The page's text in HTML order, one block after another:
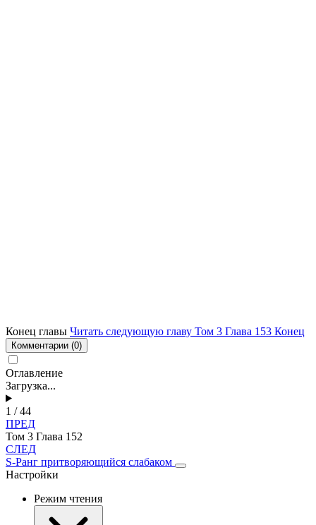
Конец главы Читать следующую главу Том 3 Глава 153 Конец
Комментарии (0)
Оглавление
Загрузка...
1 / 44
ПРЕД
Том 3 Глава 152
СЛЕД
S-Ранг притворяющийся слабаком
Настройки
Режим чтения